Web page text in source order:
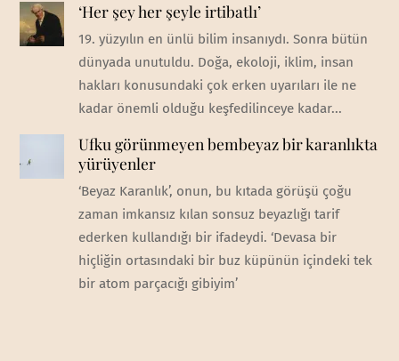
‘Her şey her şeyle irtibatlı’
19. yüzyılın en ünlü bilim insanıydı. Sonra bütün
dünyada unutuldu. Doğa, ekoloji, iklim, insan
hakları konusundaki çok erken uyarıları ile ne
kadar önemli olduğu keşfedilinceye kadar...
Ufku görünmeyen bembeyaz bir karanlıkta
yürüyenler
‘Beyaz Karanlık’, onun, bu kıtada görüşü çoğu
zaman imkansız kılan sonsuz beyazlığı tarif
ederken kullandığı bir ifadeydi. ‘Devasa bir
hiçliğin ortasındaki bir buz küpünün içindeki tek
bir atom parçacığı gibiyim’